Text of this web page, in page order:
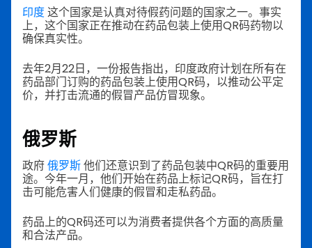
印度这个国家是认真对待假药问题的国家之一。事实
上，这个国家正在推动在药品包装上使用QR码药物以
确保真实性。
去年2月22日，一份报告指出，印度政府计划在所有在
药品部门订购的药品包装上使用QR码，以推动公平定
价，并打击流通的假冒产品仿冒现象。
俄罗斯
政府俄罗斯他们还意识到了药品包装中QR码的重要用
途。今年一月，他们开始在药品上标记QR码，旨在打
击可能危害人们健康的假冒和走私药品。
药品上的QR码还可以为消费者提供各个方面的高质量
和合法产品。